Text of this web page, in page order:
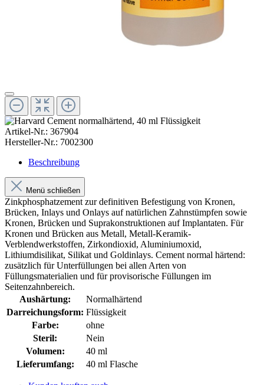
Artikel-Nr.: 367904
Hersteller-Nr.: 7002300
Beschreibung
Menü schließen
Zinkphosphatzement zur definitiven Befestigung von Kronen,
Brücken, Inlays und Onlays auf natürlichen Zahnstümpfen sowie
Kronen, Brücken und Suprakonstruktionen auf Implantaten. Für
Kronen und Brücken aus Metall, Metall-Keramik-
Verblendwerkstoffen, Zirkondioxid, Aluminiumoxid,
Lithiumdisilikat, Silikat und Goldinlays. Cement normal härtend:
zusätzlich für Unterfüllungen bei allen Arten von
Füllungsmaterialien und für provisorische Füllungen im
Seitenzahnbereich.
Aushärtung:
Normalhärtend
Darreichungsform: Flüssigkeit
Farbe:
ohne
Steril:
Nein
Volumen:
40 ml
Lieferumfang:
40 ml Flasche